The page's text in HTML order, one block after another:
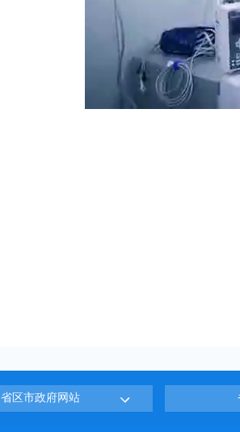
省区市政府网站